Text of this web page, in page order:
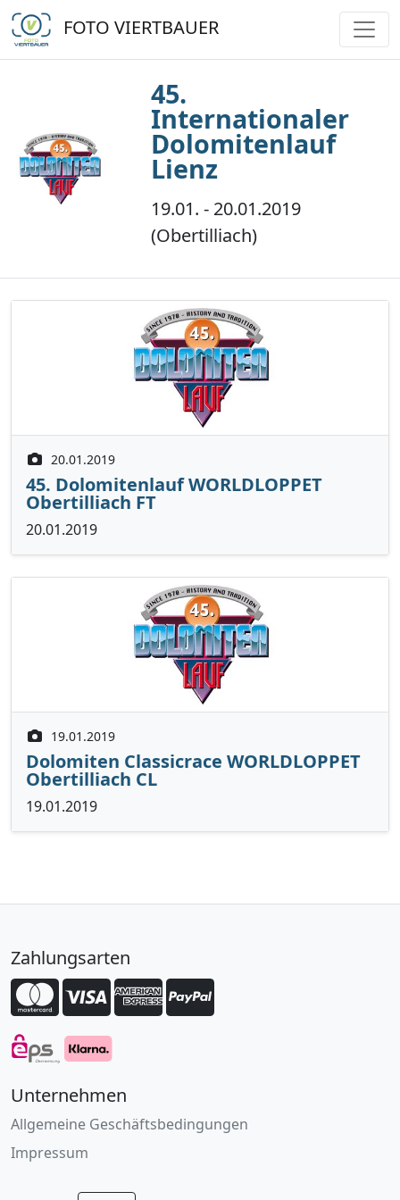
FOTO VIERTBAUER
45.
Internationaler
Dolomitenlauf
Lienz
19.01. - 20.01.2019
(Obertilliach)
20.01.2019
45. Dolomitenlauf WORLDLOPPET
Obertilliach FT
20.01.2019
19.01.2019
Dolomiten Classicrace WORLDLOPPET
Obertilliach CL
19.01.2019
Zahlungsarten
Unternehmen
Allgemeine Geschäftsbedingungen
Impressum